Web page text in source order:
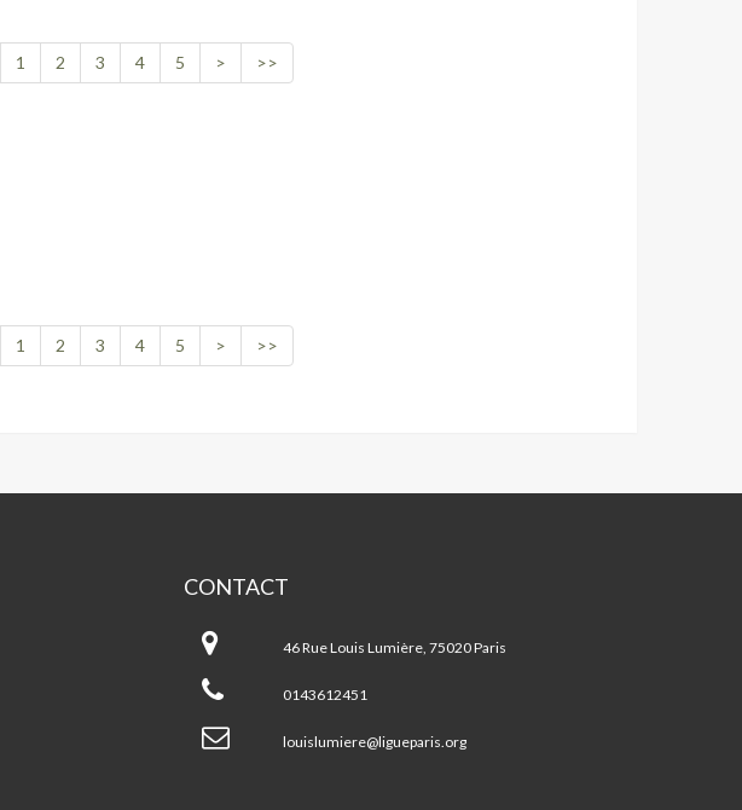
1 2 3 4 5 > >>
1 2 3 4 5 > >>
CONTACT
Louis
Lumière
Paris
46 Rue Louis Lumière, 75020 Paris
0143612451
louislumiere@ligueparis.org